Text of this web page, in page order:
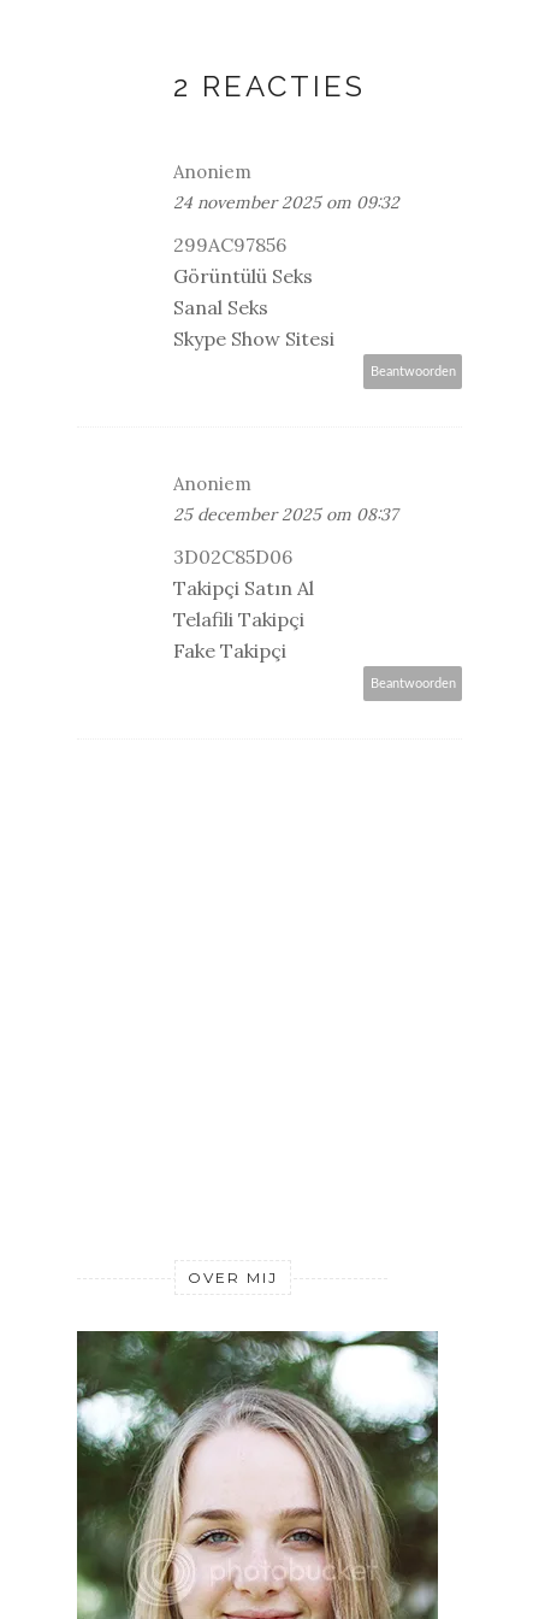
2 REACTIES
Anoniem
24 november 2025 om 09:32
299AC97856
Görüntülü Seks
Sanal Seks
Skype Show Sitesi
Beantwoorden
Anoniem
25 december 2025 om 08:37
3D02C85D06
Takipçi Satın Al
Telafili Takipçi
Fake Takipçi
Beantwoorden
OVER MIJ